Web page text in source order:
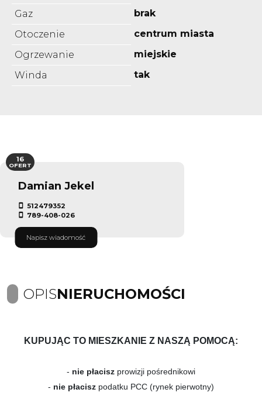
Gaz
brak
Otoczenie
centrum miasta
Ogrzewanie
miejskie
Winda
tak
Damian Jekel
512479352
789-408-026
Napisz wiadomość
16
OFERT
OPISNIERUCHOMOŚCI
KUPUJĄC TO MIESZKANIE Z NASZĄ POMOCĄ:
- nie płacisz prowizji pośrednikowi
- nie płacisz podatku PCC (rynek pierwotny)